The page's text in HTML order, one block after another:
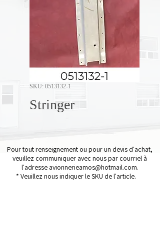
SKU: 0513132-1
Stringer
Pour tout renseignement ou pour un devis d'achat,
veuillez communiquer avec nous par courriel à
l'adresse avionnerieamos@hotmail.com.
* Veuillez nous indiquer le SKU de l'article.